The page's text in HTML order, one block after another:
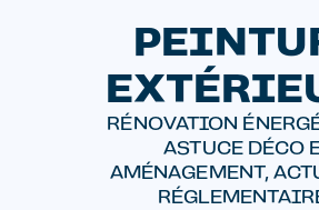
RÉNOVATION
ASTUCE DÉCO
AMÉNAGEMENT,